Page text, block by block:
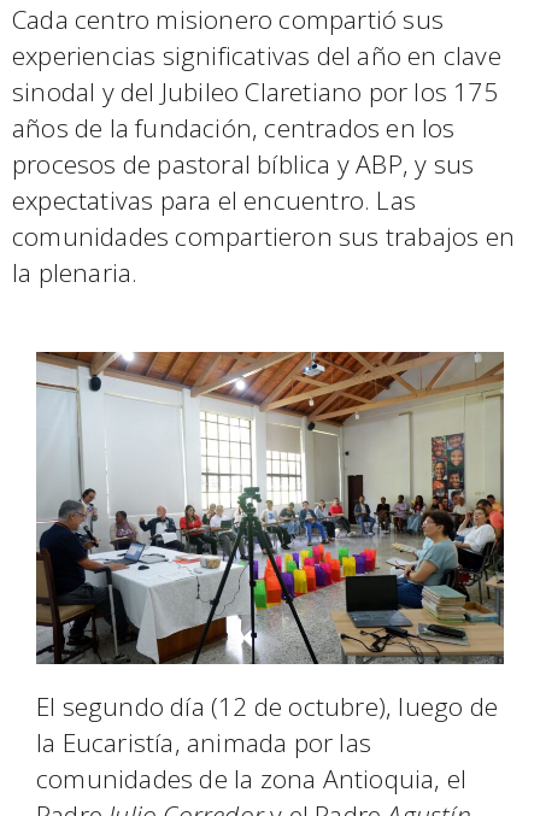
Cada centro misionero compartió sus
experiencias significativas del año en clave
sinodal y del Jubileo Claretiano por los 175
años de la fundación, centrados en los
procesos de pastoral bíblica y ABP, y sus
expectativas para el encuentro. Las
comunidades compartieron sus trabajos en
la plenaria.
El segundo día (12 de octubre), luego de
la Eucaristía, animada por las
comunidades de la zona Antioquia, el